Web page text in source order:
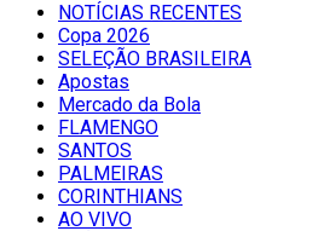
NOTÍCIAS RECENTES
Copa 2026
SELEÇÃO BRASILEIRA
Apostas
Mercado da Bola
FLAMENGO
SANTOS
PALMEIRAS
CORINTHIANS
AO VIVO